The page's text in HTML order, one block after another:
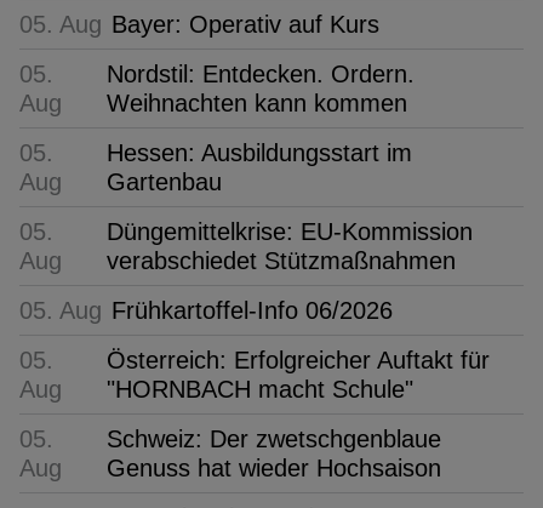
05. Aug Bayer: Operativ auf Kurs
05.
Aug
Nordstil: Entdecken. Ordern.
Weihnachten kann kommen
05.
Aug
Hessen: Ausbildungsstart im
Gartenbau
05.
Aug
Düngemittelkrise: EU-Kommission
verabschiedet Stützmaßnahmen
05. Aug Frühkartoffel-Info 06/2026
05.
Aug
Österreich: Erfolgreicher Auftakt für
"HORNBACH macht Schule"
05.
Aug
Schweiz: Der zwetschgenblaue
Genuss hat wieder Hochsaison